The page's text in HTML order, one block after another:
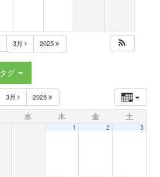
t
i
3月 2025
タグ
3月 2025
水 木 金 土
1 2 3